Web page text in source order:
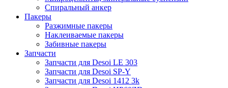
Спиральный анкер
Пакеры
Разжимные пакеры
Наклеиваемые пакеры
Забивные пакеры
Запчасти
Запчасти для Desoi LE 303
Запчасти для Desoi SP-Y
Запчасти для Desoi 1412 3k